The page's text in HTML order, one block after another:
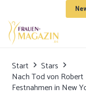
Start
Stars
Nach Tod von Robert
Festnahmen in New